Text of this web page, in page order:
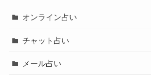
オンライン占い
チャット占い
メール占い